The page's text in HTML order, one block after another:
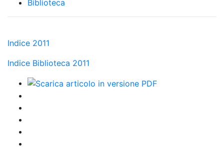
Biblioteca
Indice 2011
Indice Biblioteca 2011